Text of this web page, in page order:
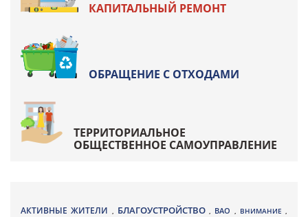
КАПИТАЛЬНЫЙ РЕМОНТ
ОБРАЩЕНИЕ С ОТХОДАМИ
ТЕРРИТОРИАЛЬНОЕ
ОБЩЕСТВЕННОЕ САМОУПРАВЛЕНИЕ
АКТИВНЫЕ ЖИТЕЛИ , БЛАГОУСТРОЙСТВО , ВАО , ВНИМАНИЕ ,